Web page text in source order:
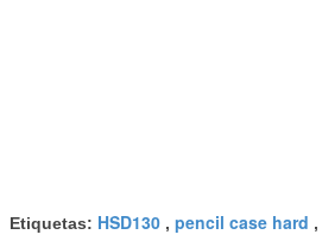
Etiquetas: HSD130 , pencil case hard ,